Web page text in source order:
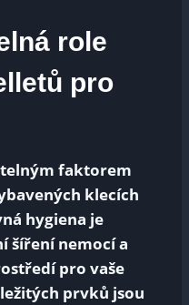
role
pro
faktorem
klecích
hygiena je
šíření nemocí a
pro vaše
prvků jsou